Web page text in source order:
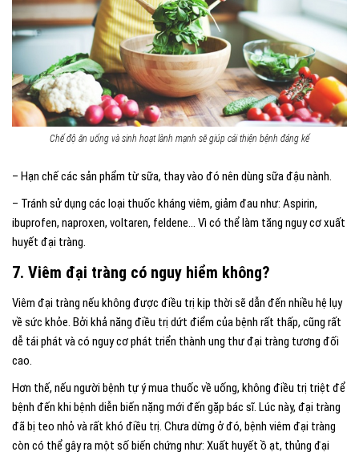
Chế độ ăn uống và sinh hoạt lành mạnh sẽ giúp cải thiện bệnh đáng kế
– Hạn chế các sản phẩm từ sữa, thay vào đó nên dùng sữa đậu nành.
– Tránh sử dụng các loại thuốc kháng viêm, giảm đau như: Aspirin,
ibuprofen, naproxen, voltaren, feldene… Vì có thể làm tăng nguy cơ xuất
huyết đại tràng.
7. Viêm đại tràng có nguy hiểm không?
Viêm đại tràng nếu không được điều trị kịp thời sẽ dẫn đến nhiều hệ lụy
về sức khỏe. Bởi khả năng điều trị dứt điểm của bệnh rất thấp, cũng rất
dễ tái phát và có nguy cơ phát triển thành ung thư đại tràng tương đối
cao.
Hơn thế, nếu người bệnh tự ý mua thuốc về uống, không điều trị triệt để
bệnh đến khi bệnh diễn biến nặng mới đến gặp bác sĩ. Lúc này, đại tràng
đã bị teo nhỏ và rất khó điều trị. Chưa dừng ở đó, bệnh viêm đại tràng
còn có thể gây ra một số biến chứng như: Xuất huyết ồ ạt, thủng đại